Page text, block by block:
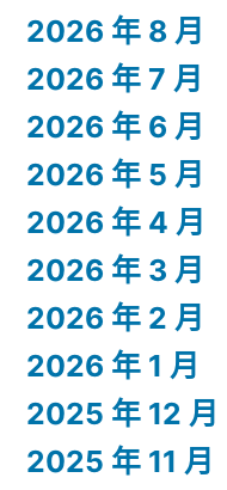
2026 年 8 月
2026 年 7 月
2026 年 6 月
2026 年 5 月
2026 年 4 月
2026 年 3 月
2026 年 2 月
2026 年 1 月
2025 年 12 月
2025 年 11 月